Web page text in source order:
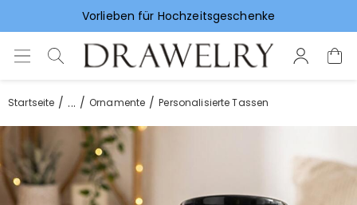
Vorlieben für Hochzeitsgeschenke
Startseite ... Ornamente Personalisierte Tassen